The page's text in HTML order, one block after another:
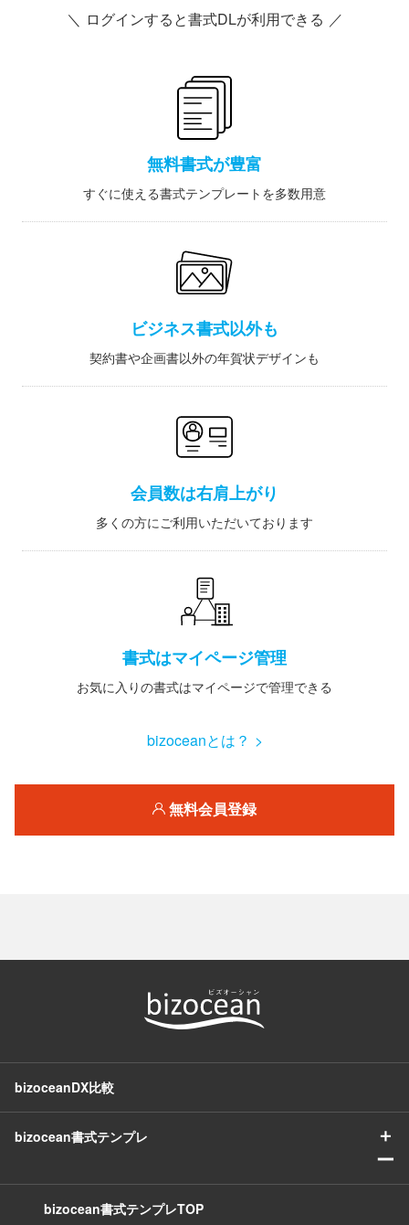
＼ ログインすると書式DLが利用できる ／
無料書式が豊富
すぐに使える書式テンプレートを多数用意
ビジネス書式以外も
契約書や企画書以外の年賀状デザインも
会員数は右肩上がり
多くの方にご利用いただいております
書式はマイページ管理
お気に入りの書式はマイページで管理できる
bizoceanとは？ >
無料会員登録
bizoceanDX比較
bizocean書式テンプレ
＋
ー
bizocean書式テンプレTOP